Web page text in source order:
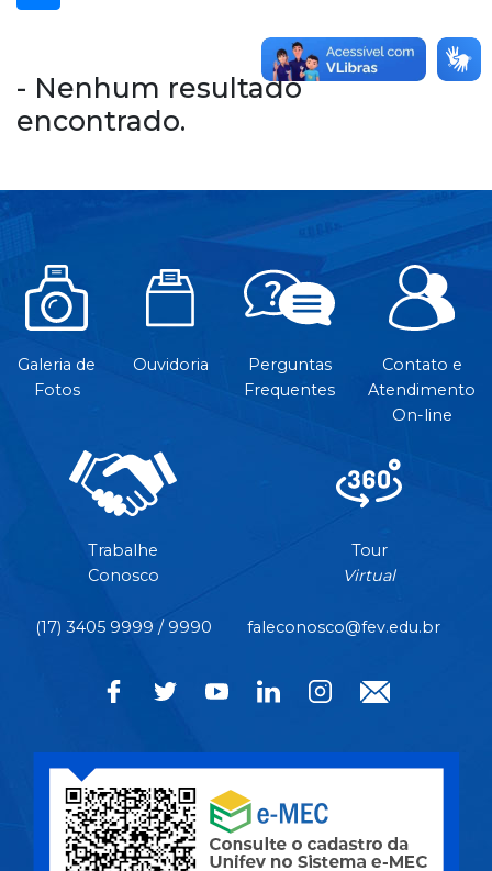
- Nenhum resultado
encontrado.
Galeria de
Fotos
Ouvidoria
Perguntas
Frequentes
Contato e
Atendimento
On-line
Trabalhe
Conosco
Tour
Virtual
(17) 3405 9999 / 9990 faleconosco@fev.edu.br